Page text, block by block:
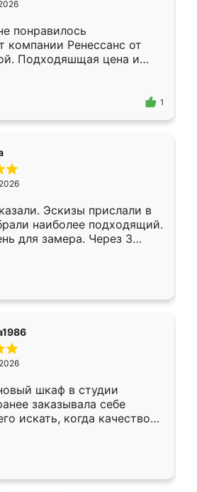
понравилось
компании Ренессанс от
Подходяшщая цена и
изготовления. Приехавший
Владислав
эскизу самый
1
Эскизы прислали в
наиболее подходящий.
для замера. Через 3
уже готова. Остались
Спасибо Ренессанс
работу!
шкаф в студии
заказывала себе
искать, когда качеством
Служит кухня уже почти
нет.